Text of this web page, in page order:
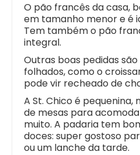
O pão francês da casa,
em tamanho menor e é
Tem também o pão
integral.
Outras boas pedidas
folhados, como o
pode vir recheado de
A St. Chico é pequenina,
de mesas para
muito. A padaria tem
doces: super gostoso
ou um lanche da tarde.